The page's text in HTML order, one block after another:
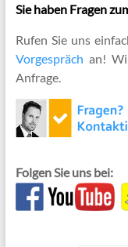
Sie haben Fragen
Rufen Sie uns
Vorgespräch an!
Anfrage.
Folgen Sie uns bei: